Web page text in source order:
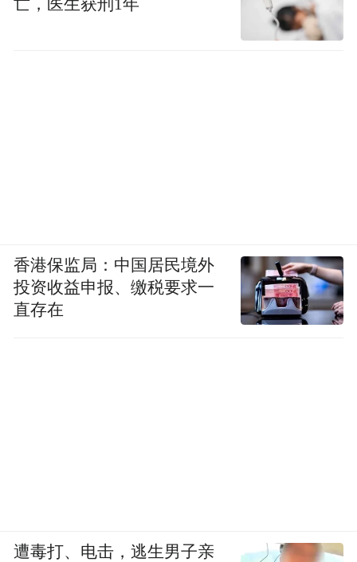
亡，医生获刑1年
香港保监局：中国居民境外
投资收益申报、缴税要求一
直存在
遭毒打、电击，逃生男子亲